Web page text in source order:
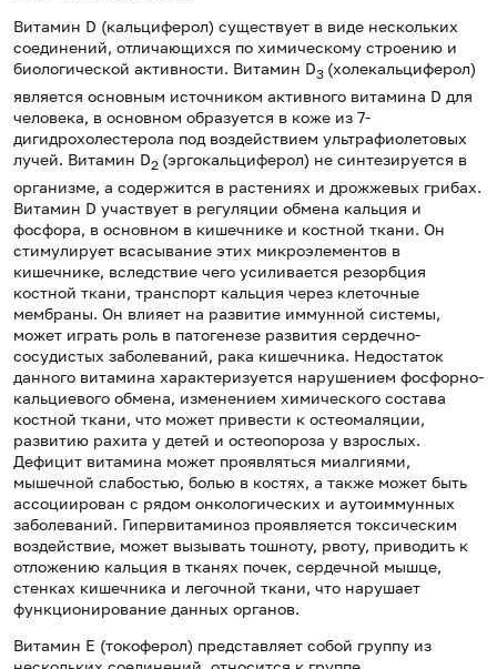
Витамин D (кальциферол) существует в виде нескольких
соединений, отличающихся по химическому строению и
биологической активности. Витамин D3 (холекальциферол)
является основным источником активного витамина D для
человека, в основном образуется в коже из 7-
дигидрохолестерола под воздействием ультрафиолетовых
лучей. Витамин D2 (эргокальциферол) не синтезируется в
организме, а содержится в растениях и дрожжевых грибах.
Витамин D участвует в регуляции обмена кальция и
фосфора, в основном в кишечнике и костной ткани. Он
стимулирует всасывание этих микроэлементов в
кишечнике, вследствие чего усиливается резорбция
костной ткани, транспорт кальция через клеточные
мембраны. Он влияет на развитие иммунной системы,
может играть роль в патогенезе развития сердечно-
сосудистых заболеваний, рака кишечника. Недостаток
данного витамина характеризуется нарушением фосфорно-
кальциевого обмена, изменением химического состава
костной ткани, что может привести к остеомаляции,
развитию рахита у детей и остеопороза у взрослых.
Дефицит витамина может проявляться миалгиями,
мышечной слабостью, болью в костях, а также может быть
ассоциирован с рядом онкологических и аутоиммунных
заболеваний. Гипервитаминоз проявляется токсическим
воздействие, может вызывать тошноту, рвоту, приводить к
отложению кальция в тканях почек, сердечной мышце,
стенках кишечника и легочной ткани, что нарушает
функционирование данных органов.
Витамин Е (токоферол) представляет собой группу из